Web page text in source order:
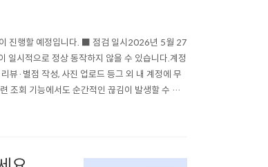
진행할 예정입니다. ■ 점검 일시2026년 5월 27
시적으로 정상 동작하지 않을 수 있습니다.계정
뷰·별점 작성, 사진 업로드 등그 외 내 계정에 무
조회 기능에서도 순간적인 끊김이 발생할 수 있